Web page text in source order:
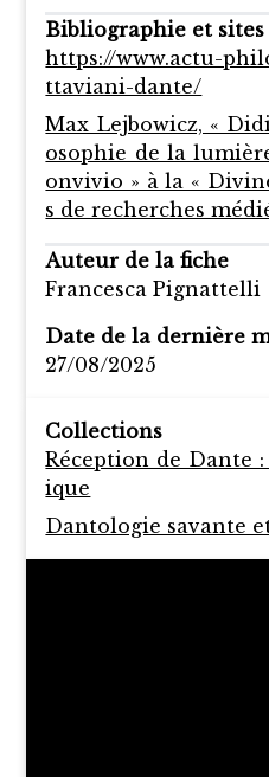
Bibliographie et sites
https://www.actu-
ttaviani-dante/
Max Lejbowicz, «
osophie de la
onvivio » à la «
s de recherches
Auteur de la fiche
Francesca Pignattelli
Date de la dernière
27/08/2025
Collections
Réception de Dante
ique
Dantologie savante